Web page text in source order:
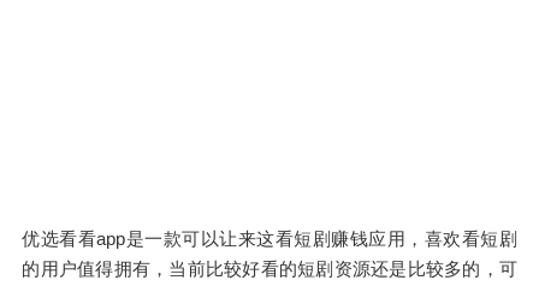
优选看看app是一款可以让来这看短剧赚钱应用，喜欢看短剧
的用户值得拥有，当前比较好看的短剧资源还是比较多的，可